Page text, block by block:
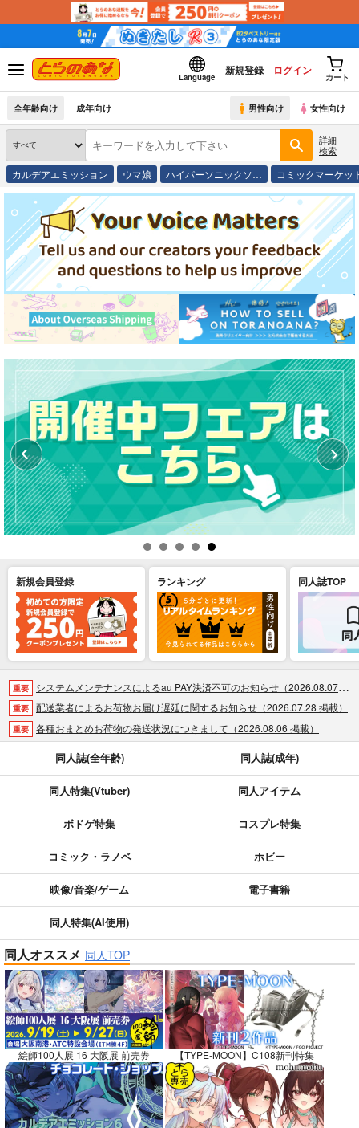
Language
新規登録 ログイン
カート
全年齢向け 成年向け 男性向け 女性向け
詳細
検索
カルデアエミッション ウマ娘 ハイパーソニックソ… コミックマーケ
新規会員登録 ランキング 同人誌TOP
重要 システムメンテナンスによるau PAY決済不可のお知らせ（2026.08.07 掲載）
重要 配送業者によるお荷物お届け遅延に関するお知らせ（2026.07.28 掲載）
重要 各種おまとめお荷物の発送状況につきまして（2026.08.06 掲載）
おまとめサイクル「定期便(月2)」一般会員様の利用再開のお知らせ（2026.02.05 掲載）
重要 「とらのあな×駿河屋日本橋乙女同人誌館」通販店頭受取サービス開始のお知らせ（2026.01.05 更新｜2025.12.30 掲載）
【2025/12/1より】「通販ポイント⇒とらコイン変換キャンペーン」終了のお知らせ（2025.11.21 掲載）
個人情報保護方針の改定について（2025.09.19 更新｜2025.08.01 掲載）
重要 ポイント付与・管理体制改定のお知らせ（2024.11.20 掲載）
全てのお知らせを見る
同人誌(全年齢) 同人誌(成年)
同人特集(Vtuber) 同人アイテム
ボドゲ特集 コスプレ特集
コミック・ラノベ ホビー
映像/音楽/ゲーム 電子書籍
同人特集(AI使用)
同人オススメ 同人TOP
絵師100人展 16 大阪展 前売券 【TYPE-MOON】C108新刊特集